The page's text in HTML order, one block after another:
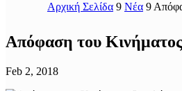
Αρχική Σελίδα 9 Νέα 9
Απόφαση του
Feb 2, 2018